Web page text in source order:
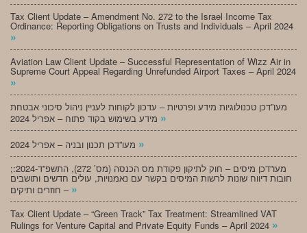
Tax Client Update – Amendment No. 272 to the Israel Income Tax
Ordinance: Reporting Obligations on Trusts and Individuals – April 2024
»
Aviation Law Client Update – Successful Representation of Wizz Air in
Supreme Court Appeal Regarding Unrefunded Airport Taxes – April 2024
»
מעו”דכן טכנולוגיות מידע ופרטיות – עדכון לקוחות לעניין ניהול סיכוני אבטחת
»
»
;מעו”דכן מיסים – חוק לתיקון פקודת מס הכנסה (מס’ 272), התשפ”ד-2024:
חובות דיווח שונות לרשות המיסים בקשר עם נאמנויות, עולים חדשים ותושבים
חוזרים ותיקים – »
Tax Client Update – “Green Track” Tax Treatment: Streamlined VAT
Rulings for Venture Capital and Private Equity Funds – April 2024 »